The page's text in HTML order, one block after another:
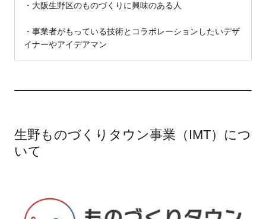
・大阪生野区のものづくりに興味のある人
・事業者がもっている技術とコラボレーションしたいデザ
イナーやアイデアマン
生野ものづくりタウン事業（IMT）につ
いて